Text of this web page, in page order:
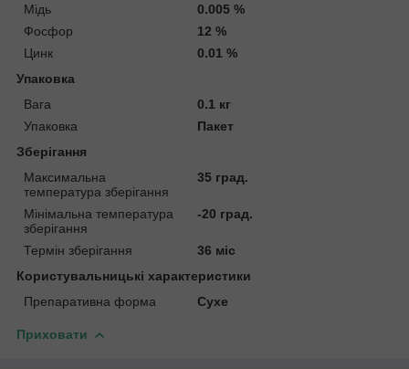
Мідь
0.005 %
Фосфор
12 %
Цинк
0.01 %
Упаковка
Вага
0.1 кг
Упаковка
Пакет
Зберігання
Максимальна
температура зберігання
35 град.
Мінімальна температура
зберігання
-20 град.
Термін зберігання
36 міс
Користувальницькі характеристики
Препаративна форма
Сухе
Приховати